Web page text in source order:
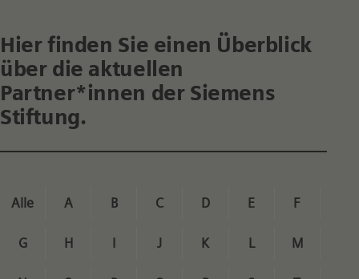
Hier finden Sie einen Überblick
über die aktuellen
Partner*innen der Siemens
Stiftung.
Alle A B C D E F
G H J K L M